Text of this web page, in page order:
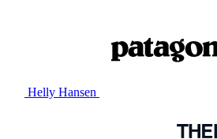
Helly Hansen